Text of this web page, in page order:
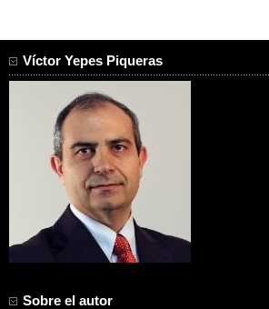
Víctor Yepes Piqueras
Sobre el autor